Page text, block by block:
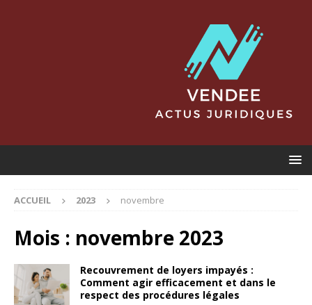
ACCUEIL 2023 novembre
Mois : novembre 2023
Recouvrement de loyers impayés :
Comment agir efficacement et dans le
respect des procédures légales